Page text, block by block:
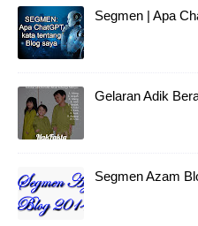
Segmen | Apa
Gelaran Adik
Segmen Azam